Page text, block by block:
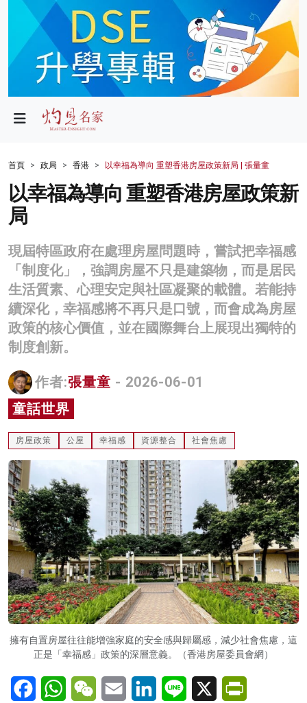
政局
財經
生活
健康
商業
科技
影片
名家榜
灼見活動
關於我們
首頁 政局 香港 以幸福為導向 重塑香港房屋政策新局 | 張量童
以幸福為導向 重塑香港房屋政策新
局
現屆特區政府在處理房屋問題時，嘗試把幸福感
「制度化」，強調房屋不只是建築物，而是居民
生活質素、心理安定與社區凝聚的載體。若能持
續深化，幸福感將不再只是口號，而會成為房屋
政策的核心價值，並在國際舞台上展現出獨特的
制度創新。
作者:張量童 - 2026-06-01
童話世界
房屋政策 公屋 幸福感 資源整合 社會焦慮
擁有自置房屋往往能增強家庭的安全感與歸屬感，減少社會焦慮，這
正是「幸福感」政策的深層意義。（香港房屋委員會網）
FacebookWhatsAppWeChatEmail LinkedInLine X